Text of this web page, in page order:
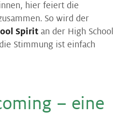
hier feiert die
So wird der
Spirit an der High School
Stimmung ist einfach
– eine